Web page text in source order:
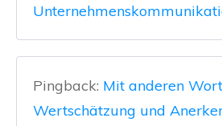
Pingback: Mit anderen
Wertschätzung und